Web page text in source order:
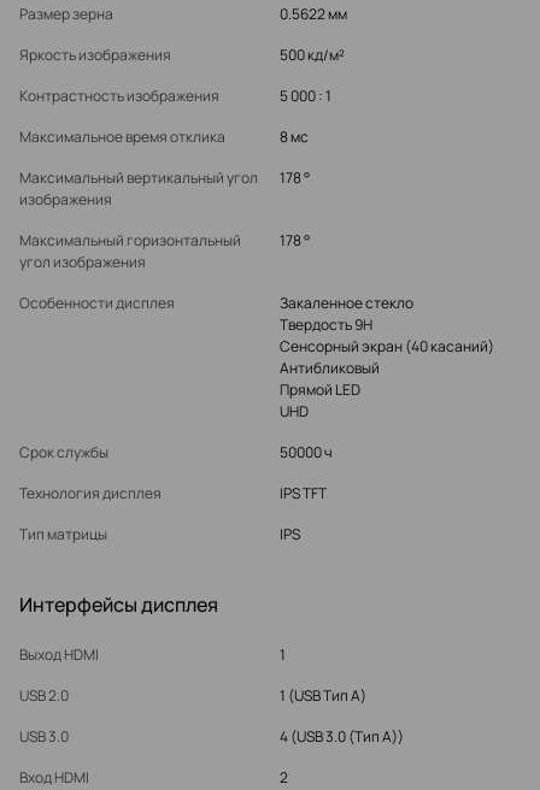
Размер зерна
0.5622 мм
Яркость изображения
500 кд/м²
Контрастность изображения
5 000 : 1
Максимальное время отклика
8 мс
Максимальный вертикальный угол
изображения
178 °
Максимальный горизонтальный
угол изображения
178 °
Особенности дисплея
Закаленное стекло
Твердость 9H
Сенсорный экран (40 касаний)
Антибликовый
Прямой LED
UHD
Срок службы
50000 ч
Технология дисплея
IPS TFT
Тип матрицы
IPS
Интерфейсы дисплея
Выход HDMI
1
USB 2.0
1 (USB Тип A)
USB 3.0
4 (USB 3.0 (Тип A))
Вход HDMI
2